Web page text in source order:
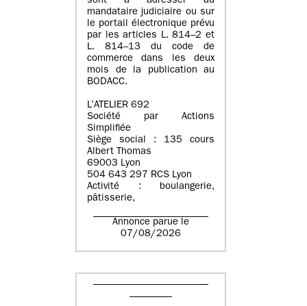
mandataire judiciaire ou sur
le portail électronique prévu
par les articles L. 814–2 et
L. 814–13 du code de
commerce dans les deux
mois de la publication au
BODACC.
L’ATELIER 692
Société par Actions
Simplifiée
Siège social : 135 cours
Albert Thomas
69003 Lyon
504 643 297 RCS Lyon
Activité : boulangerie,
pâtisserie,
Annonce parue le
07/08/2026